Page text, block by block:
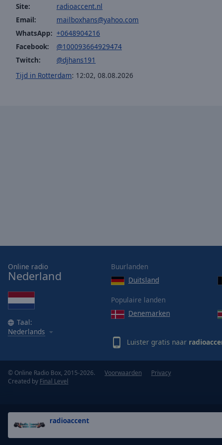
Color
Opacity
Font
Size
Text
Edge
Style
Family
Close
Modal
End
radioaccent
Site:
radioaccent.nl
Email:
mailboxhans@yahoo.com
WhatsApp: +0648904216
Facebook:
@100093664929474
Twitch:
@djhans191
Tijd in Rotterdam: 12:02, 08.08.2026
Online radio
Nederland
Taal:
Nederlands
Buurlanden
Duitsland
Populaire landen
Denemarken
Luister gratis naar
© Online Radio Box, 2015-2026.
Created by Final Level
Voorwaarden Privacy